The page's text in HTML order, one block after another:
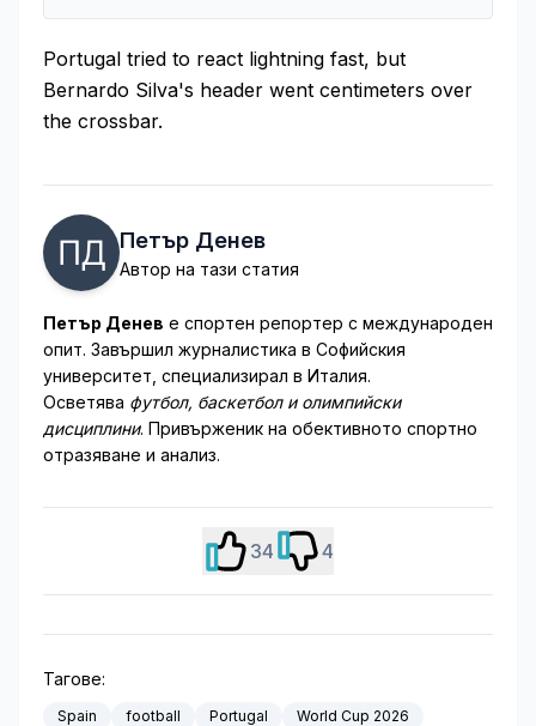
Portugal tried to react lightning fast, but
Bernardo Silva's header went centimeters over
the crossbar.
Петър Денев
Автор на тази статия
Петър Денев е спортен репортер с международен
опит. Завършил журналистика в Софийския
университет, специализирал в Италия.
Осветява футбол, баскетбол и олимпийски
дисциплини. Привърженик на обективното спортно
отразяване и анализ.
34 4
Тагове:
Spain football Portugal World Cup 2026